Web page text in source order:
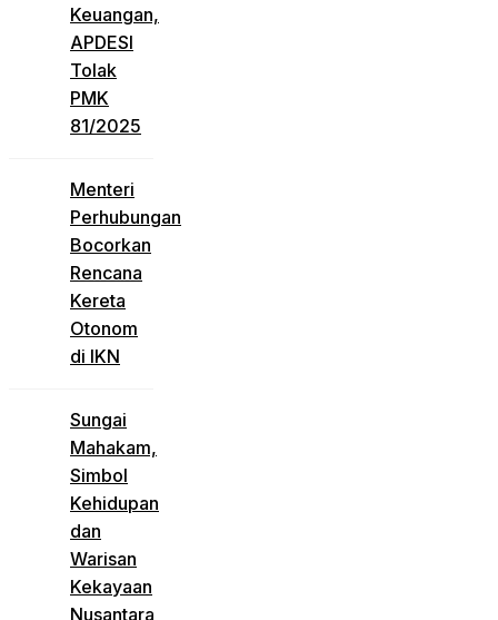
Keuangan,
APDESI
Tolak
PMK
81/2025
Menteri
Perhubungan
Bocorkan
Rencana
Kereta
Otonom
di IKN
Sungai
Mahakam,
Simbol
Kehidupan
dan
Warisan
Kekayaan
Nusantara